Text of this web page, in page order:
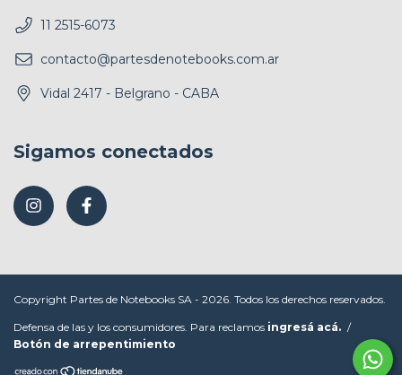
11 2515-6073
contacto@partesdenotebooks.com.ar
Vidal 2417 - Belgrano - CABA
Sigamos conectados
Copyright Partes de Notebooks SA - 2026. Todos los derechos reservados.
Defensa de las y los consumidores. Para reclamos ingresá acá. /
Botón de arrepentimiento